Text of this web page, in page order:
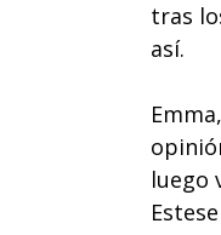
tras
así.
luego